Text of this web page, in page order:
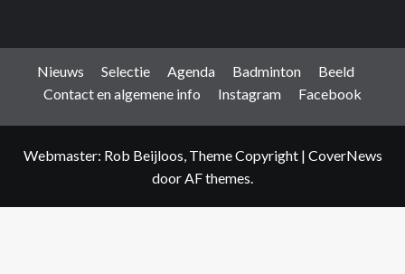
Nieuws Selectie Agenda Badminton
Beeld
Contact en algemene info
Instagram Facebook
Webmaster: Rob Beijloos, Theme Copyright | CoverNews
door AF themes.